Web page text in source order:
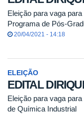
Eleição para vaga para
Programa de Pós-
20/04/2021 - 14:18
ELEIÇÃO
EDITAL
Eleição para vaga
de Química Industrial